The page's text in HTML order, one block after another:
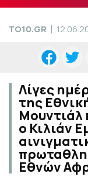
TO10.GR
Λίγες
της
Μουντιάλ
ο Κιλιάν
Εθνών